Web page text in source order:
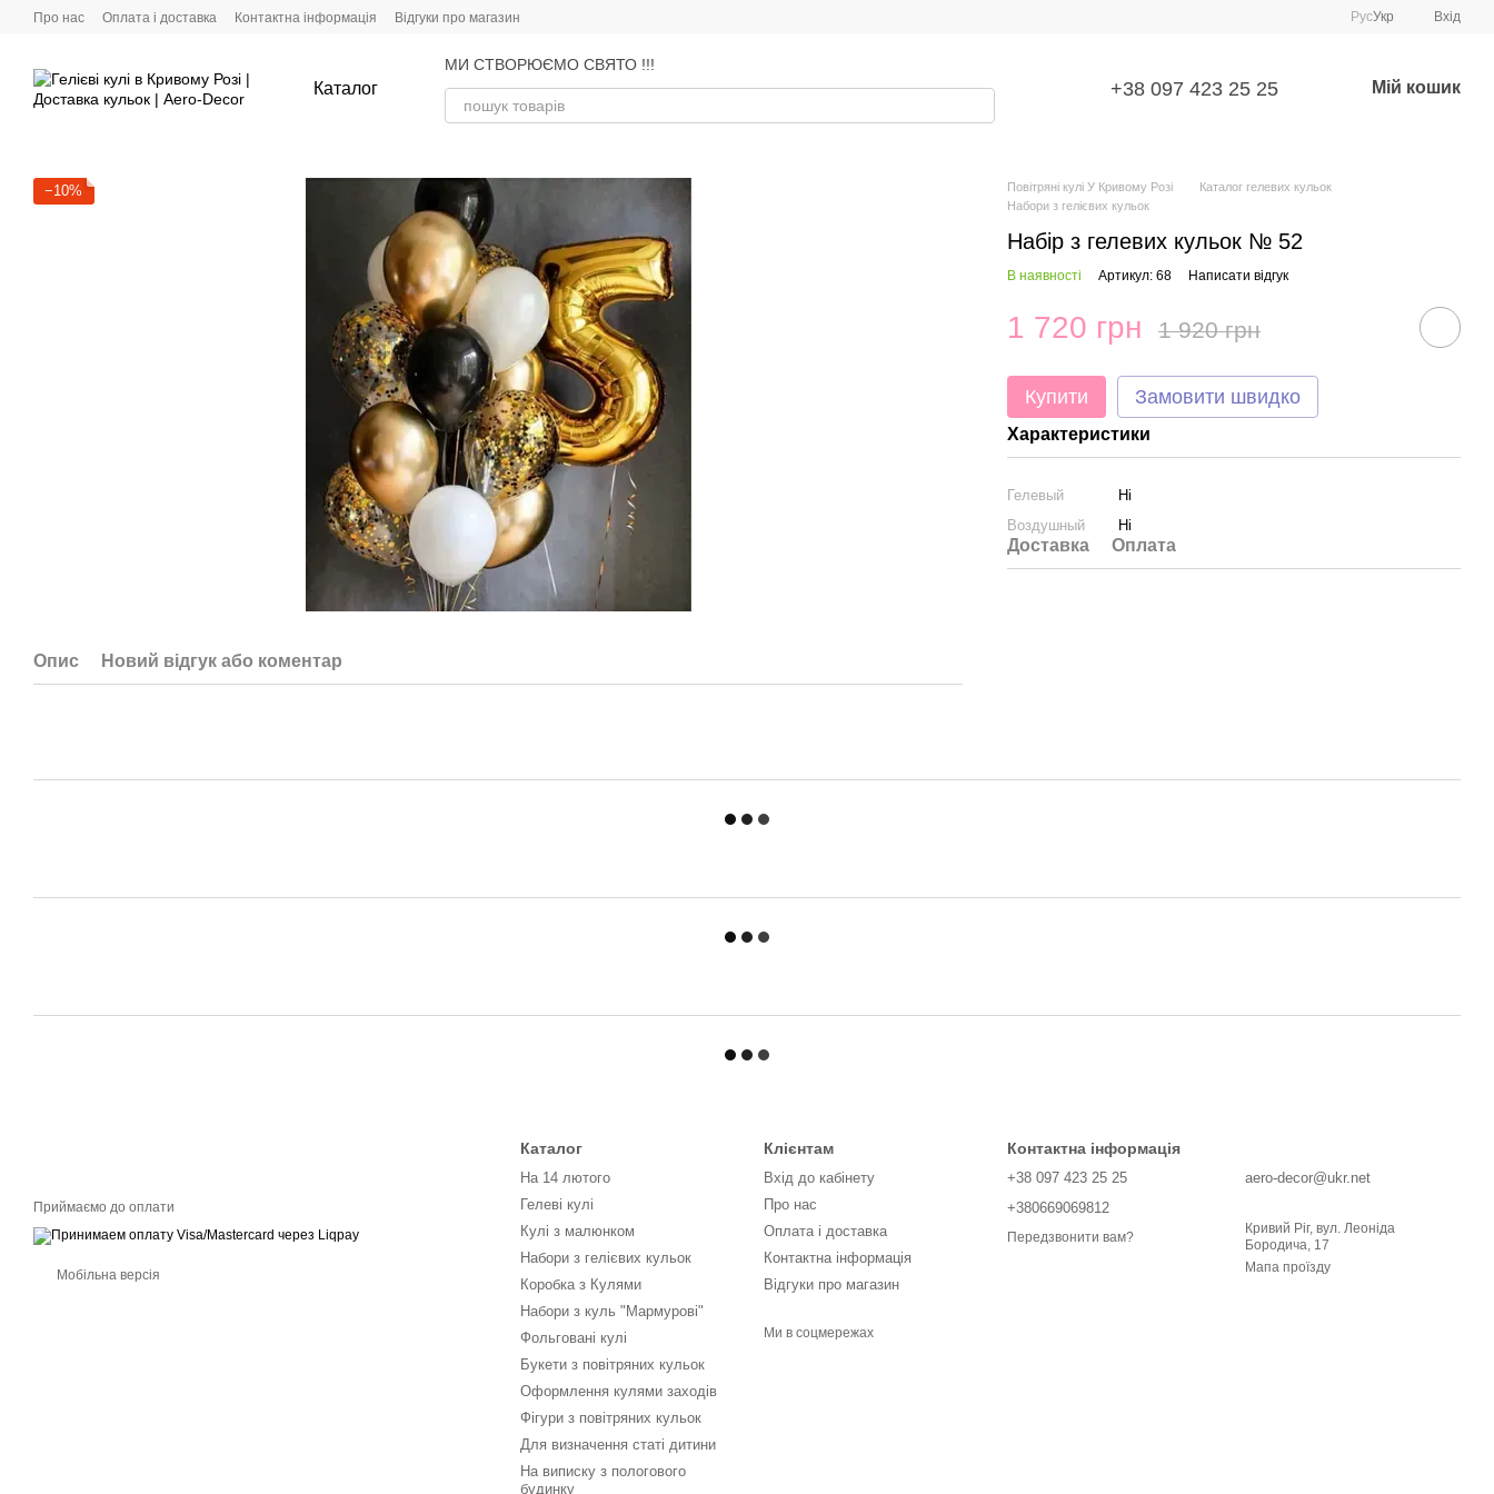
Перейти до основного контенту
Про нас Оплата і доставка Контактна інформація Відгуки про магазин РусУкр Вхід
Каталог
МИ СТВОРЮЄМО СВЯТО !!!
+38 097 423 25 25 Мій кошик
−10%
Опис Новий відгук або коментар
Повітряні кулі У Кривому Розі
Каталог гелевих кульок
Набори з гелієвих кульок
Набір з гелевих кульок № 52
В наявності Артикул: 68 Написати відгук
1 720 грн 1 920 грн
Купити Замовити швидко
Характеристики
Гелевый
Ні
Воздушный
Ні
Доставка Оплата
Приймаємо до оплати
Мобільна версія
Каталог
На 14 лютого
Гелеві кулі
Кулі з малюнком
Набори з гелієвих кульок
Коробка з Кулями
Набори з куль "Мармурові"
Фольговані кулі
Букети з повітряних кульок
Оформлення кулями заходів
Фігури з повітряних кульок
Для визначення статі дитини
На виписку з пологового
будинку
Клієнтам
Вхід до кабінету
Про нас
Оплата і доставка
Контактна інформація
Відгуки про магазин
Ми в соцмережах
Контактна інформація
+38 097 423 25 25
+380669069812
Передзвонити вам?
aero-decor@ukr.net
Кривий Ріг, вул. Леоніда
Бородича, 17
Мапа проїзду